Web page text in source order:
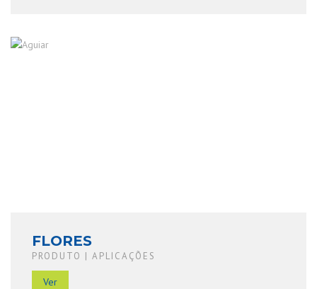
FLORES
PRODUTO | APLICAÇÕES
Ver